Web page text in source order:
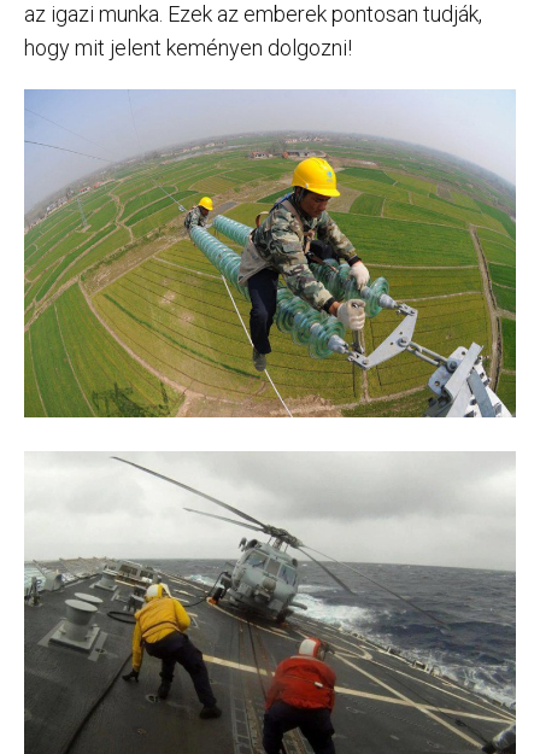
az igazi munka. Ezek az emberek pontosan tudják,
hogy mit jelent keményen dolgozni!